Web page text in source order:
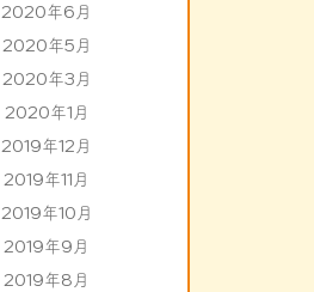
2020年6月
2020年5月
2020年3月
2020年1月
2019年12月
2019年11月
2019年10月
2019年9月
2019年8月